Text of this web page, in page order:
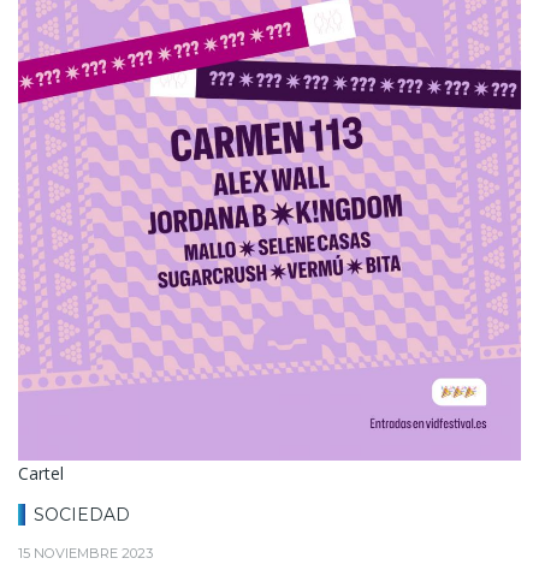
Cartel
SOCIEDAD
15 NOVIEMBRE 2023